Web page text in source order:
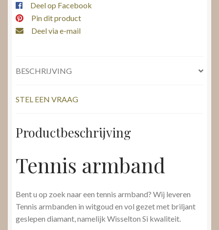
Deel op Facebook
Pin dit product
Deel via e-mail
BESCHRIJVING
STEL EEN VRAAG
Productbeschrijving
Tennis armband
Bent u op zoek naar een tennis armband? Wij leveren
Tennis armbanden in witgoud en vol gezet met briljant
geslepen diamant, namelijk Wisselton Si kwaliteit.